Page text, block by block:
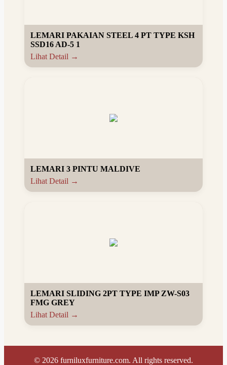
LEMARI PAKAIAN STEEL 4 PT TYPE KSH
SSD16 AD-5 1
Lihat Detail →
LEMARI 3 PINTU MALDIVE
Lihat Detail →
LEMARI SLIDING 2PT TYPE IMP ZW-S03
FMG GREY
Lihat Detail →
© 2026 furniluxfurniture.com. All rights reserved.